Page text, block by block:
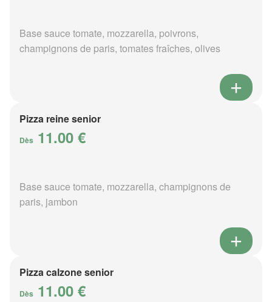
Base sauce tomate, mozzarella, poivrons,
champignons de paris, tomates fraîches, olives
Pizza reine senior
Dès 11.00 €
Base sauce tomate, mozzarella, champignons de
paris, jambon
Pizza calzone senior
Dès 11.00 €